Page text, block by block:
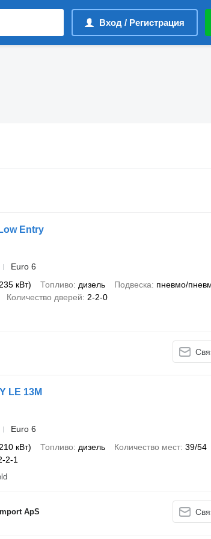
Вход / Регистрация
Entry
Euro 6
кВт) Топливо дизель Подвеска
пневмо/
Количество дверей 2-2-0
LE 13M
Euro 6
кВт) Топливо дизель Количество мест 39/54
2-1
ApS